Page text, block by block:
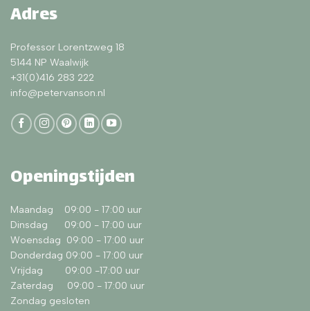
Adres
Professor Lorentzweg 18
5144 NP Waalwijk
+31(0)416 283 222
info@petervanson.nl
Openingstijden
Maandag 09:00 - 17:00 uur
Dinsdag 09:00 - 17:00 uur
Woensdag 09:00 - 17:00 uur
Donderdag 09:00 - 17:00 uur
Vrijdag 09:00 -17:00 uur
Zaterdag 09:00 - 17:00 uur
Zondag gesloten